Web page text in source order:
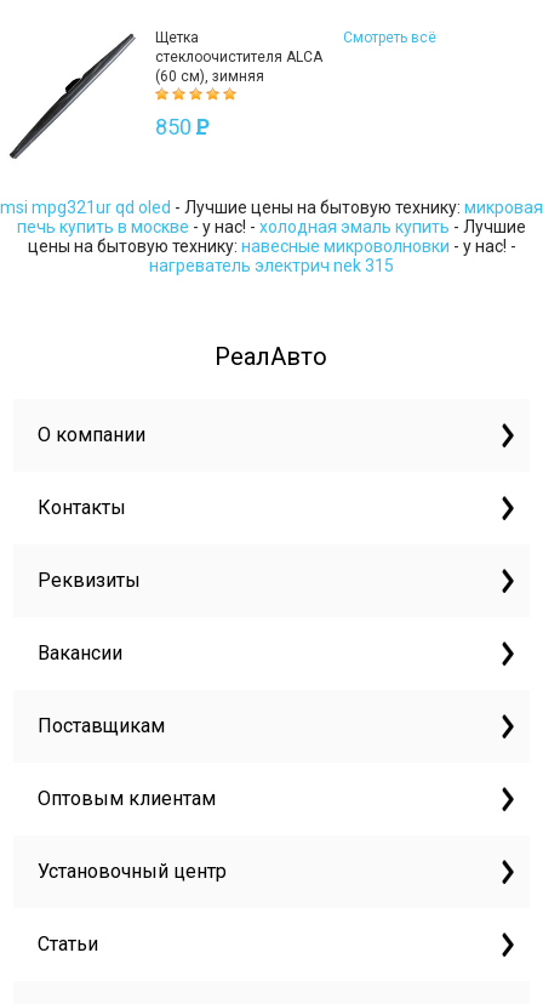
Щетка
стеклоочистителя ALCA
(60 см), зимняя
850 P
Смотреть всё
msi mpg321ur qd oled - Лучшие цены на бытовую технику: микровая
печь купить в москве - у нас! - холодная эмаль купить - Лучшие
цены на бытовую технику: навесные микроволновки - у нас! -
нагреватель электрич nek 315
РеалАвто
О компании
Контакты
Реквизиты
Вакансии
Поставщикам
Оптовым клиентам
Установочный центр
Статьи